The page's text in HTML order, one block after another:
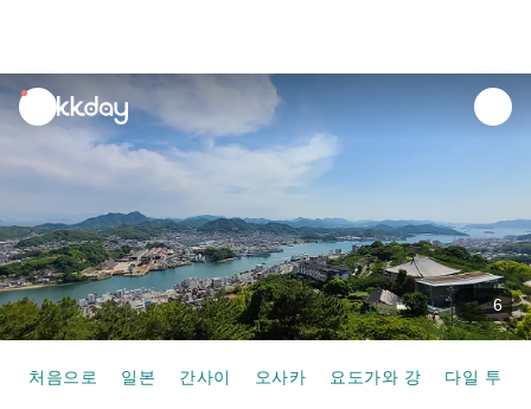
unread
notifications
6
처음으로 일본 간사이 오사카 요도가와 강 다일 투어